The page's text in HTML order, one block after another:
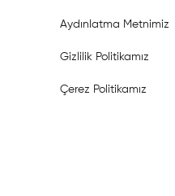
Aydınlatma Metnimiz
Gizlilik Politikamız
Çerez Politikamız